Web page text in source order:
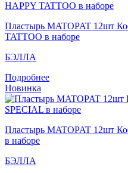
Пластырь MATOPAT 12шт
TATTOO в наборе
БЭЛЛА
Подробнее
Новинка
Пластырь MATOPAT 12шт
в наборе
БЭЛЛА